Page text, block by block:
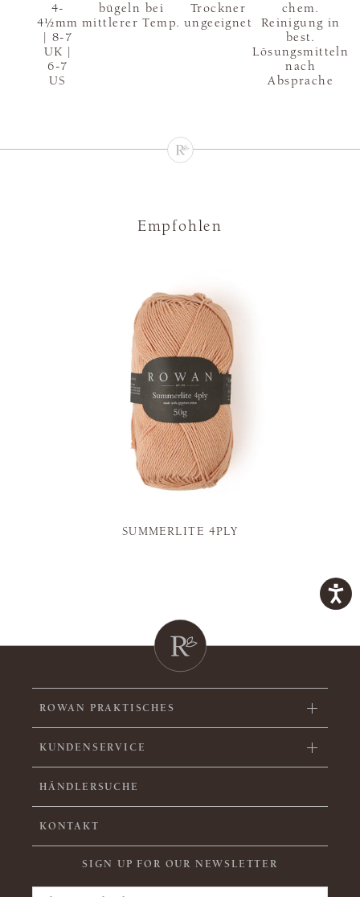
4-
4½mm
| 8-7
UK |
6-7
US
bügeln bei
mittlerer Temp.
Trockner
ungeeignet
chem.
Reinigung in
best.
Lösungsmitteln
nach
Absprache
Empfohlen
SUMMERLITE 4PLY
ROWAN PRAKTISCHES
KUNDENSERVICE
HÄNDLERSUCHE
KONTAKT
SIGN UP FOR OUR NEWSLETTER